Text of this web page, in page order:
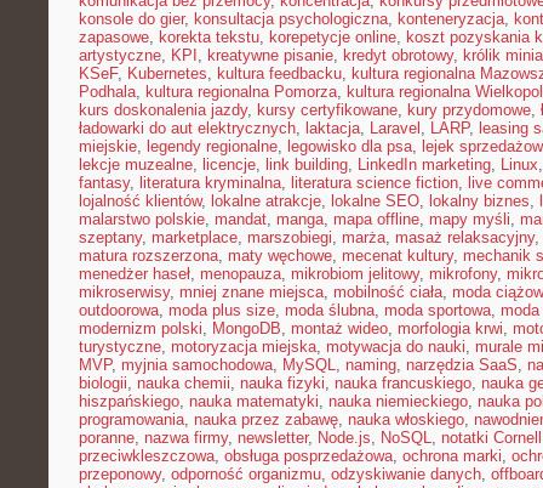
konsole do gier, konsultacja psychologiczna, konteneryzacja,
zapasowe, korekta tekstu, korepetycje online, koszt pozyskania
artystyczne, KPI , kreatywne pisanie, kredyt obrotowy, królik
KSeF, Kubernetes, kultura feedbacku, kultura regionalna
Podhala, kultura regionalna Pomorza, kultura regionalna
kurs doskonalenia jazdy, kursy certyfikowane, kury przydomowe,
ładowarki do aut elektrycznych, laktacja, Laravel , LARP, leasing
miejskie, legendy regionalne, legowisko dla psa, lejek
lekcje muzealne, licencje, link building, LinkedIn marketing, Linux
fantasy, literatura kryminalna, literatura science fiction, live
lojalność klientów, lokalne atrakcje, lokalne SEO, lokalny biznes,
malarstwo polskie, mandat, manga, mapa offline, mapy myśli,
szeptany, marketplace, marszobiegi, marża, masaż relaksacyjny,
matura rozszerzona, maty węchowe, mecenat kultury, mechanik
menedżer haseł, menopauza, mikrobiom jelitowy, mikrofony,
mikroserwisy, mniej znane miejsca, mobilność ciała, moda
outdoorowa, moda plus size, moda ślubna, moda sportowa,
modernizm polski, MongoDB, montaż wideo, morfologia krwi,
turystyczne, motoryzacja miejska, motywacja do nauki, murale
MVP, myjnia samochodowa, MySQL, naming, narzędzia SaaS,
biologii, nauka chemii, nauka fizyki, nauka francuskiego, nauka
hiszpańskiego, nauka matematyki, nauka niemieckiego, nauka
programowania, nauka przez zabawę, nauka włoskiego,
poranne, nazwa firmy, newsletter, Node.js, NoSQL, notatki Cornell
przeciwkleszczowa, obsługa posprzedażowa, ochrona marki,
przeponowy, odporność organizmu, odzyskiwanie danych,